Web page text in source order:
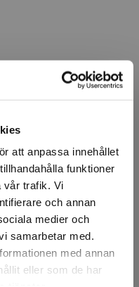
att anpassa innehållet
funktioner
vår trafik. Vi
och annan
medier och
samarbetar med.
med annan
eller som de har
400 ark/frp.
för
andra ytor snabbt
av rostfritt stål, krom,
torrt